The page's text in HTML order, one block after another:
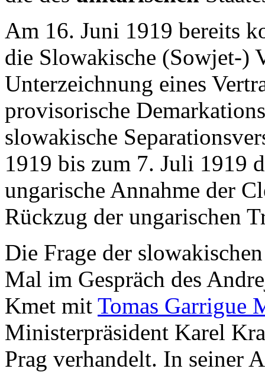
Am 16. Juni 1919 bereits
die Slowakische (Sowjet-)
Unterzeichnung eines
provisorische
slowakische
1919 bis zum 7. Juli 1919
ungarische Annahme der
Rückzug der ungarischen
Die Frage der
Mal im Gespräch des
Kmet mit Tomas Garrigue
Ministerpräsident Karel
Prag verhandelt. In seiner